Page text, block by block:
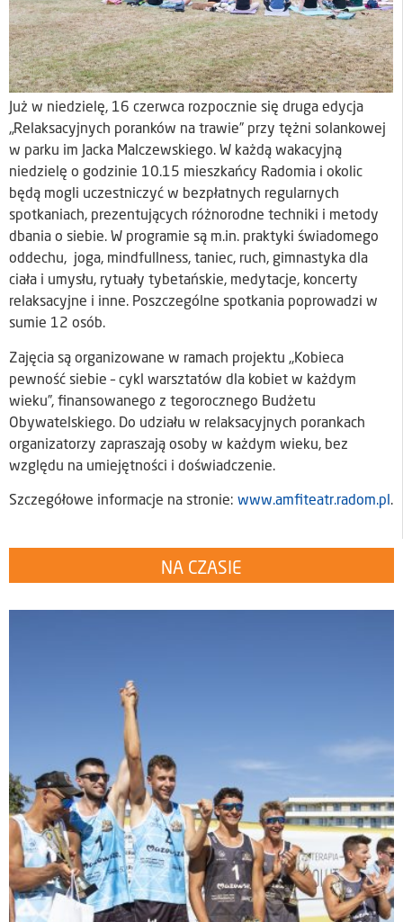
Już w niedzielę, 16 czerwca rozpocznie się druga edycja
„Relaksacyjnych poranków na trawie” przy tężni solankowej
w parku im Jacka Malczewskiego. W każdą wakacyjną
niedzielę o godzinie 10.15 mieszkańcy Radomia i okolic
będą mogli uczestniczyć w bezpłatnych regularnych
spotkaniach, prezentujących różnorodne techniki i metody
dbania o siebie. W programie są m.in. praktyki świadomego
oddechu, joga, mindfullness, taniec, ruch, gimnastyka dla
ciała i umysłu, rytuały tybetańskie, medytacje, koncerty
relaksacyjne i inne. Poszczególne spotkania poprowadzi w
sumie 12 osób.
Zajęcia są organizowane w ramach projektu ,,Kobieca
pewność siebie – cykl warsztatów dla kobiet w każdym
wieku”, finansowanego z tegorocznego Budżetu
Obywatelskiego. Do udziału w relaksacyjnych porankach
organizatorzy zapraszają osoby w każdym wieku, bez
względu na umiejętności i doświadczenie.
Szczegółowe informacje na stronie: www.amfiteatr.radom.pl.
NA CZASIE